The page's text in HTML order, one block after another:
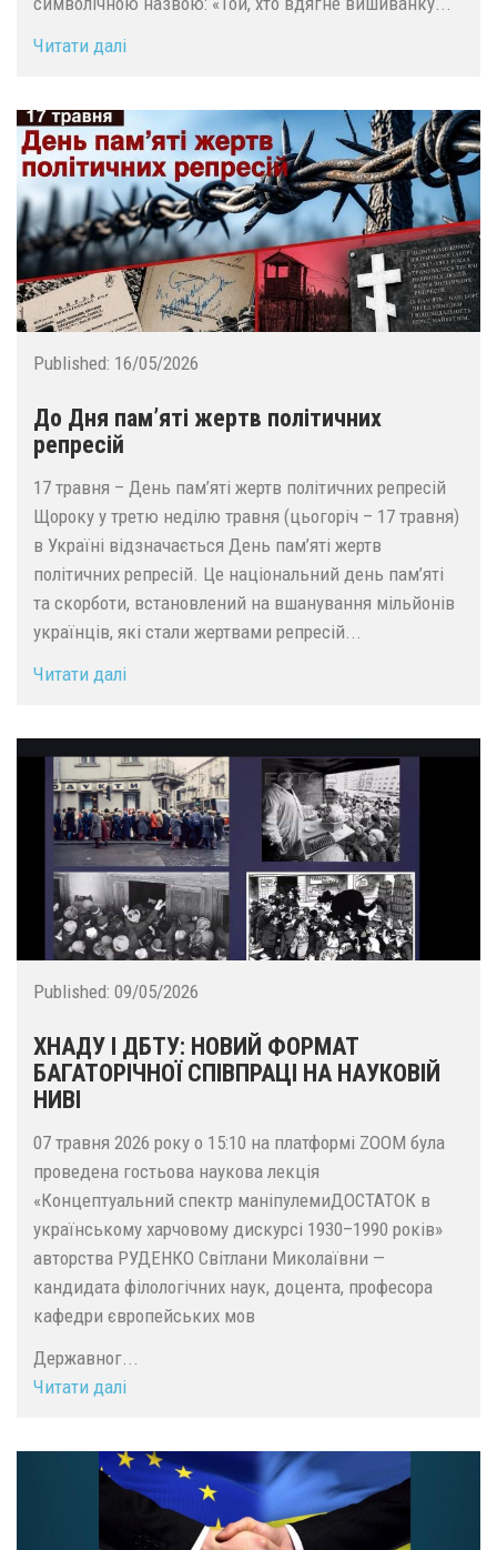
Читати далі
Published: 16/05/2026
До Дня пам’яті жертв політичних
репресій
17 травня – День пам’яті жертв політичних репресій
Щороку у третю неділю травня (цьогоріч – 17 травня)
в Україні відзначається День пам’яті жертв
політичних репресій. Це національний день пам’яті
та скорботи, встановлений на вшанування мільйонів
українців, які стали жертвами репресій...
Читати далі
Published: 09/05/2026
ХНАДУ І ДБТУ: НОВИЙ ФОРМАТ
БАГАТОРІЧНОЇ СПІВПРАЦІ НА НАУКОВІЙ
НИВІ
07 травня 2026 року о 15:10 на платформі ZOOM була
проведена гостьова наукова лекція
«Концептуальний спектр маніпулемиДОСТАТОК в
українському харчовому дискурсі 1930–1990 років»
авторства РУДЕНКО Світлани Миколаївни —
кандидата філологічних наук, доцента, професора
кафедри європейських мов
Державног...
Читати далі